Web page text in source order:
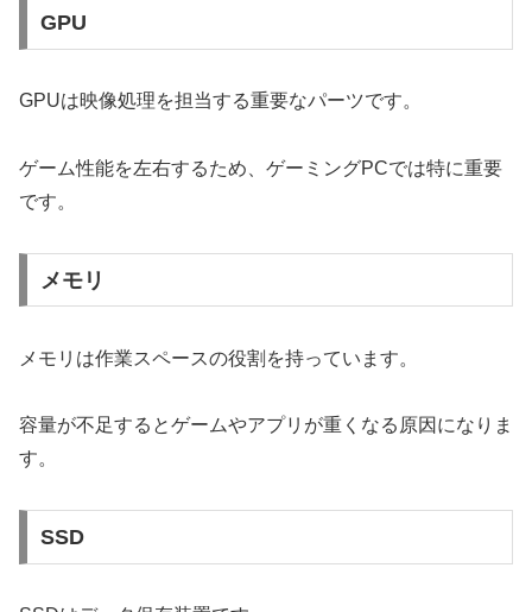
GPU
GPUは映像処理を担当する重要なパーツです。
ゲーム性能を左右するため、ゲーミングPCでは特に重要
です。
メモリ
メモリは作業スペースの役割を持っています。
容量が不足するとゲームやアプリが重くなる原因になりま
す。
SSD